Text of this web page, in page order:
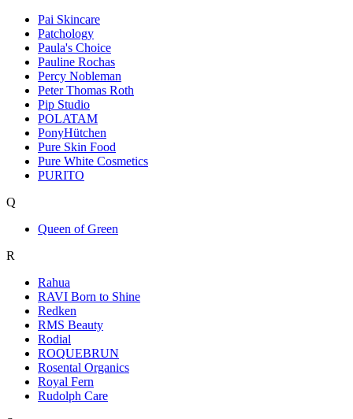
Pai Skincare
Patchology
Paula's Choice
Pauline Rochas
Percy Nobleman
Peter Thomas Roth
Pip Studio
POLATAM
PonyHütchen
Pure Skin Food
Pure White Cosmetics
PURITO
Q
Queen of Green
R
Rahua
RAVI Born to Shine
Redken
RMS Beauty
Rodial
ROQUEBRUN
Rosental Organics
Royal Fern
Rudolph Care